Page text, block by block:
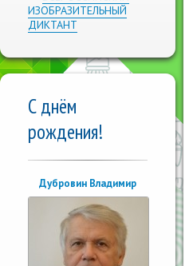
ИЗОБРАЗИТЕЛЬНЫЙ
ДИКТАНТ
С днём
рождения!
Дубровин Владимир